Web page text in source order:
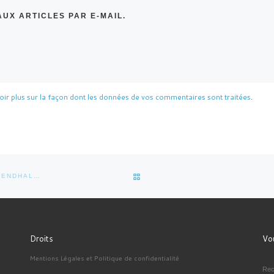
ARTICLES PAR E-MAIL.
plus sur la façon dont les données de vos commentaires sont traitées.
Droits
Mentions Légales et Politique de confidentialité